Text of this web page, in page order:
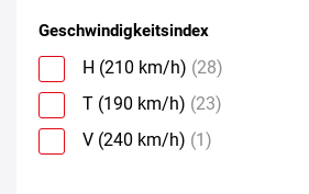
Geschwindigkeitsindex
H (210 km/h) (28)
T (190 km/h) (23)
V (240 km/h) (1)